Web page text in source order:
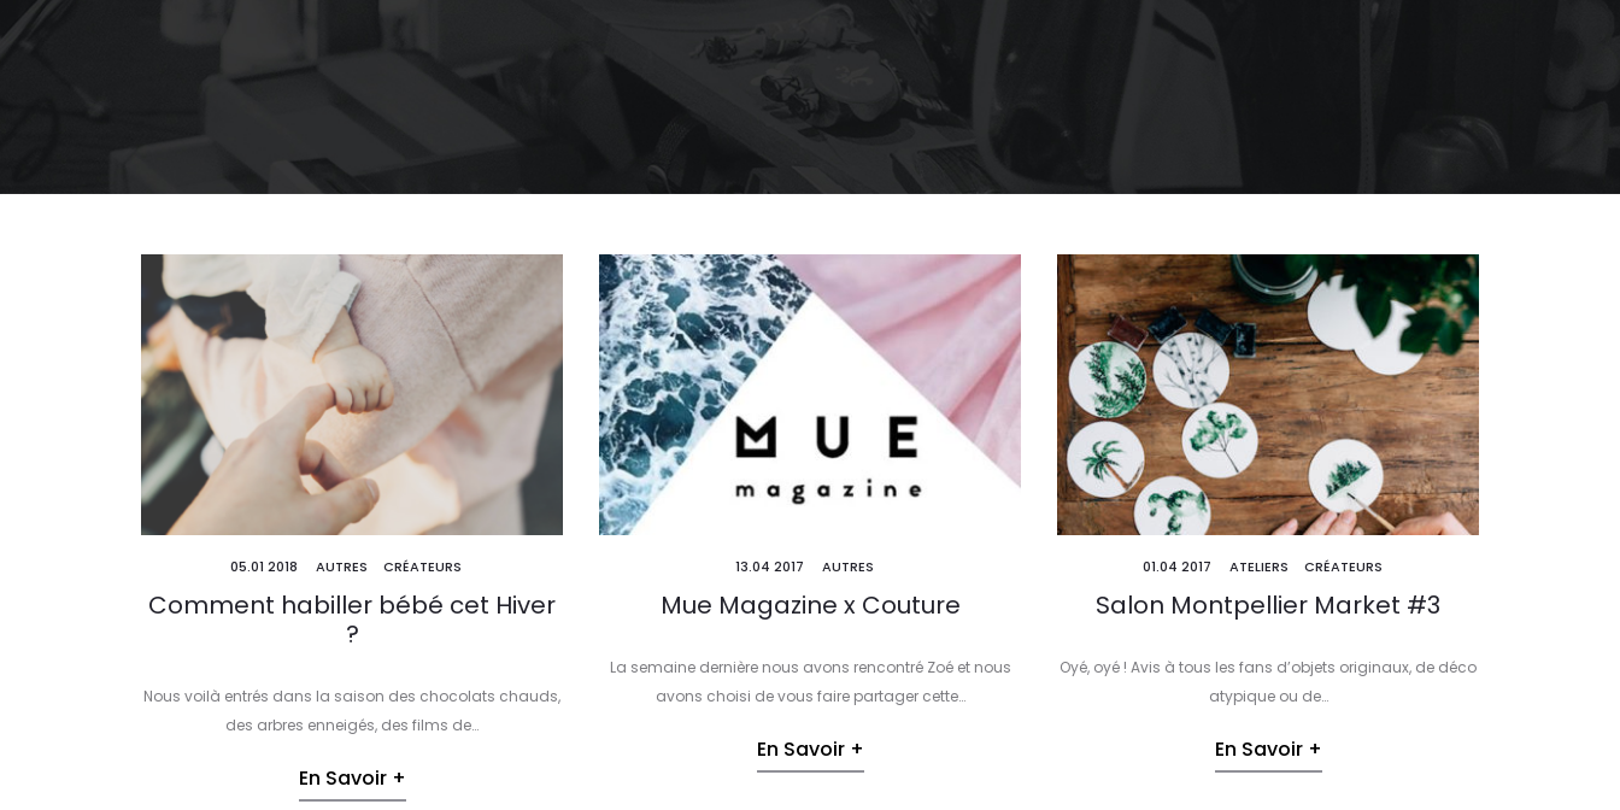
05.01 2018 AUTRES CRÉATEURS
Comment habiller bébé cet Hiver
?
Nous voilà entrés dans la saison des chocolats chauds,
des arbres enneigés, des films de…
En Savoir +
13.04 2017 AUTRES
Mue Magazine x Couture
La semaine dernière nous avons rencontré Zoé et nous
avons choisi de vous faire partager cette…
En Savoir +
01.04 2017 ATELIERS CRÉATEURS
Salon Montpellier Market #3
Oyé, oyé ! Avis à tous les fans d’objets originaux, de déco
atypique ou de…
En Savoir +